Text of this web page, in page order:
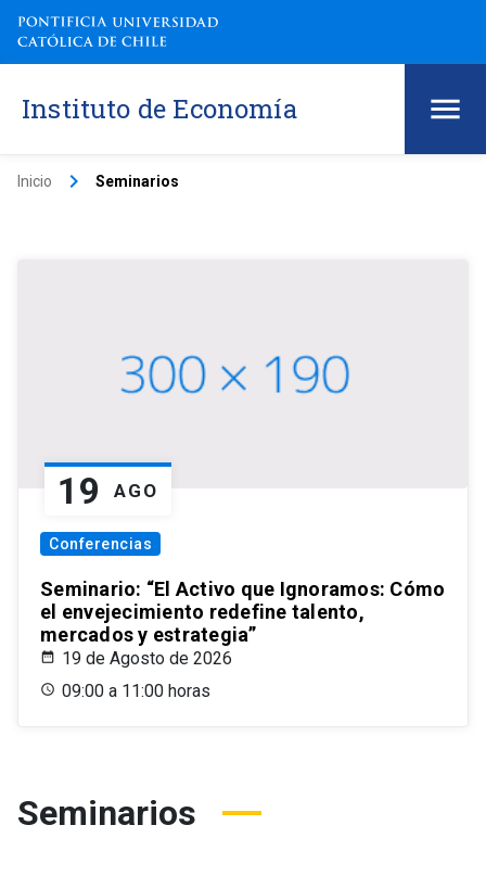
Instituto de Economía
Inicio keyboard_arrow_right Seminarios
19 AGO
Conferencias
Seminario: “El Activo que Ignoramos: Cómo
el envejecimiento redefine talento,
mercados y estrategia”
19 de Agosto de 2026
09:00 a 11:00 horas
Seminarios